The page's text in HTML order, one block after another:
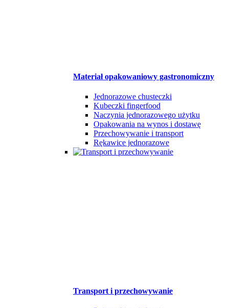
Materiał opakowaniowy gastronomiczny
Jednorazowe chusteczki
Kubeczki fingerfood
Naczynia jednorazowego użytku
Opakowania na wynos i dostawę
Przechowywanie i transport
Rękawice jednorazowe
Transport i przechowywanie